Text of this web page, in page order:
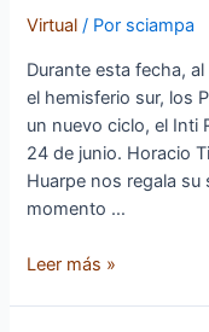
Virtual / Por sciampa
Durante esta fecha,
el hemisferio sur, los
un nuevo ciclo, el Inti
24 de junio. Horacio
Huarpe nos regala su
momento …
de
Leer más »